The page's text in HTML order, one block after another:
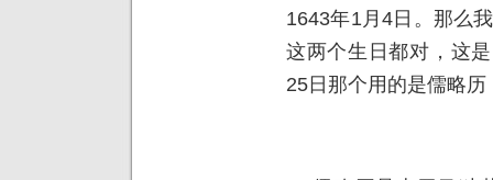
1643年1月4日。那么
这两个生日都对，这
25日那个用的是儒略